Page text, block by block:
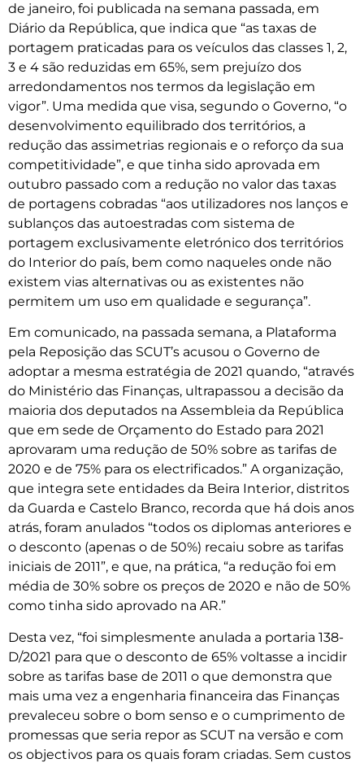
de janeiro, foi publicada na semana passada, em
Diário da República, que indica que “as taxas de
portagem praticadas para os veículos das classes 1, 2,
3 e 4 são reduzidas em 65%, sem prejuízo dos
arredondamentos nos termos da legislação em
vigor”. Uma medida que visa, segundo o Governo, “o
desenvolvimento equilibrado dos territórios, a
redução das assimetrias regionais e o reforço da sua
competitividade”, e que tinha sido aprovada em
outubro passado com a redução no valor das taxas
de portagens cobradas “aos utilizadores nos lanços e
sublanços das autoestradas com sistema de
portagem exclusivamente eletrónico dos territórios
do Interior do país, bem como naqueles onde não
existem vias alternativas ou as existentes não
permitem um uso em qualidade e segurança”.
Em comunicado, na passada semana, a Plataforma
pela Reposição das SCUT’s acusou o Governo de
adoptar a mesma estratégia de 2021 quando, “através
do Ministério das Finanças, ultrapassou a decisão da
maioria dos deputados na Assembleia da República
que em sede de Orçamento do Estado para 2021
aprovaram uma redução de 50% sobre as tarifas de
2020 e de 75% para os electrificados.” A organização,
que integra sete entidades da Beira Interior, distritos
da Guarda e Castelo Branco, recorda que há dois anos
atrás, foram anulados “todos os diplomas anteriores e
o desconto (apenas o de 50%) recaiu sobre as tarifas
iniciais de 2011”, e que, na prática, “a redução foi em
média de 30% sobre os preços de 2020 e não de 50%
como tinha sido aprovado na AR.”
Desta vez, “foi simplesmente anulada a portaria 138-
D/2021 para que o desconto de 65% voltasse a incidir
sobre as tarifas base de 2011 o que demonstra que
mais uma vez a engenharia financeira das Finanças
prevaleceu sobre o bom senso e o cumprimento de
promessas que seria repor as SCUT na versão e com
os objectivos para os quais foram criadas. Sem custos